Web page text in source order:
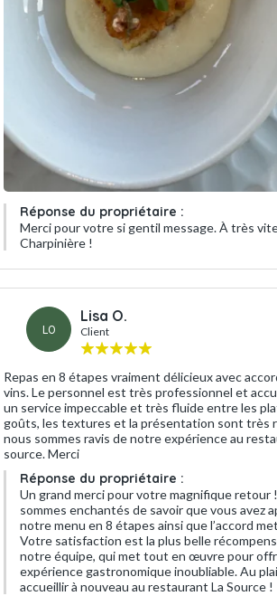
Réponse du propriétaire :
Merci pour votre si gentil message. À très
Charpinière !
LO
Lisa O.
Client
Repas en 8 étapes vraiment délicieux avec
vins. Le personnel est très professionnel et
un service impeccable et très fluide entre les
goûts, les textures et la présentation sont très
nous sommes ravis de notre expérience au
source. Merci
Réponse du propriétaire :
Un grand merci pour votre magnifique retour
sommes enchantés de savoir que vous avez
notre menu en 8 étapes ainsi que l’accord
Votre satisfaction est la plus belle
notre équipe, qui met tout en œuvre pour
expérience gastronomique inoubliable. Au
accueillir à nouveau au restaurant La Source !